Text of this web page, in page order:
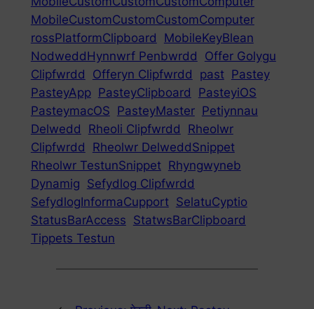
MobileCustomCustomCustomComputer
rossPlatformClipboard
MobileKeyBlean
NodweddHynnwrf Penbwrdd
Offer Golygu
Clipfwrdd
Offeryn Clipfwrdd past Pastey
PasteyApp PasteyClipboard
PasteyiOS
PasteymacOS PasteyMaster Petiynnau
Delwedd
Rheoli Clipfwrdd
Rheolwr
Clipfwrdd
Rheolwr DelweddSnippet
Rheolwr TestunSnippet Rhyngwyneb
Dynamig Sefydlog Clipfwrdd
SefydlogInformaCupport SelatuCyptio
StatusBarAccess StatwsBarClipboard
Tippets Testun